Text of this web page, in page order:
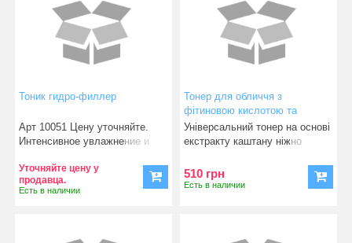
Тоник гидро-филлер
Арт 10051 Цену уточняйте.
Интенсивное увлажнение и
Уточняйте цену у
продавца.
Есть в наличии
Тонер для обличчя з
фітиновою кислотою та
екстрактом каштану Phytic
Face Toner
Універсальний тонер на основі
екстракту каштану ніжно
510 грн
Есть в наличии